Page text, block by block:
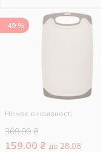
-49 %
Немає в наявності
309.00 ₴
159.00 ₴ до 28.08